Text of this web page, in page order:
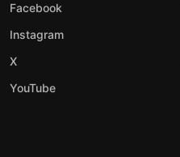
Facebook
Instagram
X
YouTube